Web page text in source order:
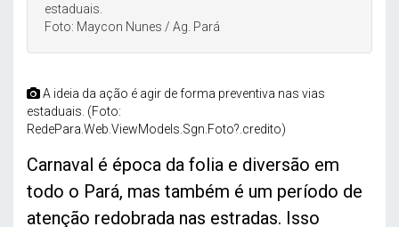
estaduais.
Foto: Maycon Nunes / Ag. Pará
A ideia da ação é agir de forma preventiva nas vias
estaduais. (Foto:
RedePara.Web.ViewModels.Sgn.Foto?.credito)
Carnaval é época da folia e diversão em
todo o Pará, mas também é um período de
atenção redobrada nas estradas. Isso